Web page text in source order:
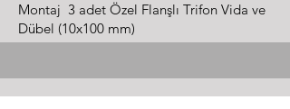
Montaj 3 adet Özel Flanşlı Trifon Vida ve
Dübel (10x100 mm)